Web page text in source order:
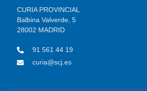
CURIA PROVINCIAL
Balbina Valverde, 5
28002 MADRID
91 561 44 19
curia@scj.es